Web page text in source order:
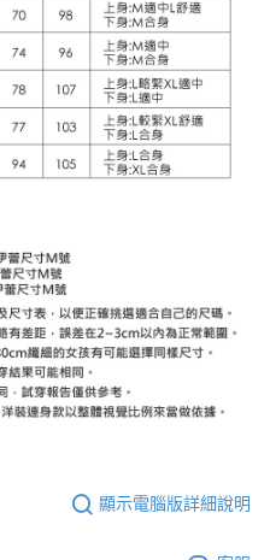
顯示電腦版詳細說明